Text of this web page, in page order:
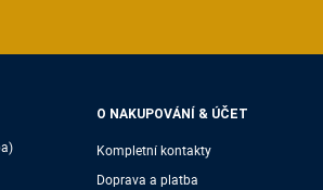
O NAKUPOVÁNÍ & ÚČET
Kompletní kontakty
Doprava a platba